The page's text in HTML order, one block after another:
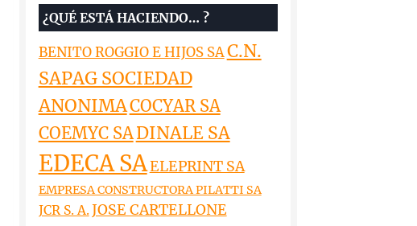
¿QUÉ ESTÁ HACIENDO… ?
BENITO ROGGIO E HIJOS SAC.N.
SAPAG SOCIEDAD
ANONIMACOCYAR SA
COEMYC SADINALE SA
EDECA SAELEPRINT SA
EMPRESA CONSTRUCTORA PILATTI SA
JCR S. A.JOSE CARTELLONE